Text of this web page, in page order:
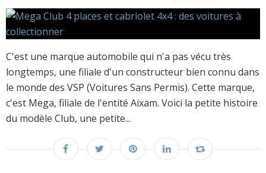
C'est une marque automobile qui n'a pas vécu très
longtemps, une filiale d'un constructeur bien connu dans
le monde des VSP (Voitures Sans Permis). Cette marque,
c'est Mega, filiale de l'entité Aixam. Voici la petite histoire
du modèle Club, une petite...